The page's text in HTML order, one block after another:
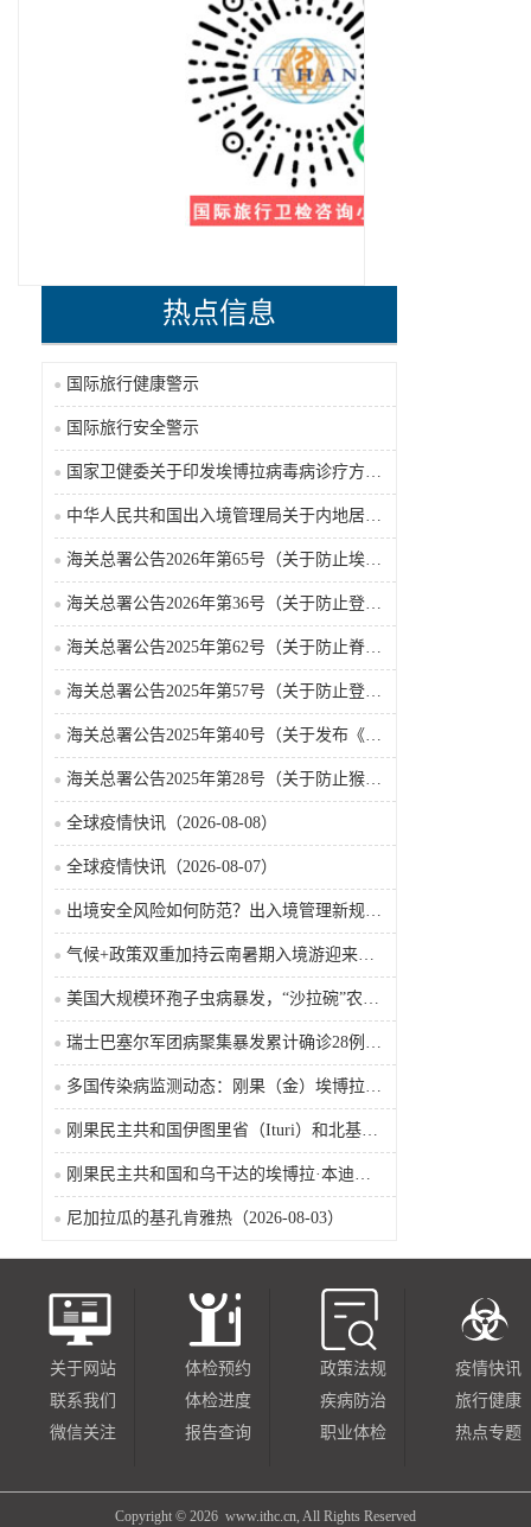
热点信息
国际旅行健康警示
国际旅行安全警示
国家卫健委关于印发埃博拉病毒病诊疗方案（2026年版）的通知
中华人民共和国出入境管理局关于内地居民前往港澳地区定居审批条件的公告（2026-06-30）
海关总署公告2026年第65号（关于防止埃博拉病毒病疫情传入我国的公告）（2026-05-18）
海关总署公告2026年第36号（关于防止登革热疫情传入我国的公告）
海关总署公告2025年第62号（关于防止脊髓灰质炎疫情传入我国的公告）
海关总署公告2025年第57号（关于防止登革热疫情传入我国的公告）
海关总署公告2025年第40号（关于发布《国境口岸传染病监测实施办法》的公告）
海关总署公告2025年第28号（关于防止猴痘疫情传入我国的公告）
全球疫情快讯（2026-08-08）
全球疫情快讯（2026-08-07）
出境安全风险如何防范？出入境管理新规9月15日起施行
气候+政策双重加持云南暑期入境游迎来热潮
美国大规模环孢子虫病暴发，“沙拉碗”农业生产陷入低迷
瑞士巴塞尔军团病聚集暴发累计确诊28例含死亡病例
多国传染病监测动态：刚果（金）埃博拉确诊突破4000例
刚果民主共和国伊图里省（Ituri）和北基伍省（Nord-Kivu）的埃博拉·本迪布乔病毒病（2026-08-04）
刚果民主共和国和乌干达的埃博拉·本迪布乔病毒病（2026-08-04）
尼加拉瓜的基孔肯雅热（2026-08-03）
关于网站
联系我们
微信关注
体检预约
体检进度
报告查询
政策法规
疾病防治
职业体检
疫情快讯
旅行健康
热点专题
Copyright © 2026 www.ithc.cn, All Rights Reserved